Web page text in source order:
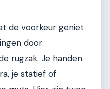
de voorkeur geniet
door
rugzak. Je handen
je statief of